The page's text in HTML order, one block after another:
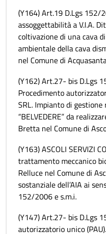
(Y164) Art.19 D.Lgs 152/
assoggettabilità a V.I.A.
coltivazione di una cava
ambientale della cava
nel Comune di
(Y162) Art.27- bis D.Lgs
Procedimento
SRL. Impianto di
“BELVEDERE” da
Bretta nel Comune di
(Y163) ASCOLI SERVIZI
trattamento meccanico
Relluce nel Comune di
sostanziale dell’AIA ai
152/2006 e s.m.i.
(Y147) Art.27- bis D.Lgs
autorizzatorio unico